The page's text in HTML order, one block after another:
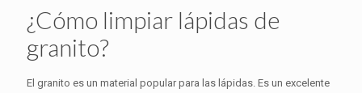
¿Cómo limpiar lápidas de
granito?
El granito es un material popular para las lápidas. Es un excelente